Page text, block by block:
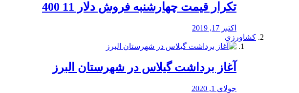
تکرار قیمت چهارشنبه فروش دلار 11 400
اکتبر 17, 2019
کشاورزی
آغاز برداشت گیلاس در شهرستان البرز
جولای 1, 2020